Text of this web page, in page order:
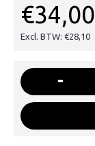
€34,00
Excl. BTW: €28,10
-